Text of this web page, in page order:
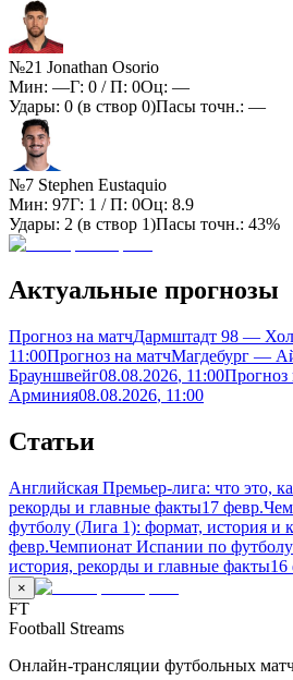
№21 Jonathan Osorio
Мин: —Г: 0 / П: 0Оц: —
Удары: 0 (в створ 0)Пасы точн.: —
№7 Stephen Eustaquio
Мин: 97Г: 1 / П: 0Оц: 8.9
Удары: 2 (в створ 1)Пасы точн.: 43%
Актуальные прогнозы
Прогноз на матчДармштадт 98 —
11:00Прогноз на матчМагдебург —
Брауншвейг08.08.2026, 11:00Прогноз
Арминия08.08.2026, 11:00
Статьи
Английская Премьер-лига: что это,
рекорды и главные факты17 февр.
футболу (Лига 1): формат, история и
февр.Чемпионат Испании по
история, рекорды и главные факты16
×
FT
Football Streams
Онлайн-трансляции футбольных